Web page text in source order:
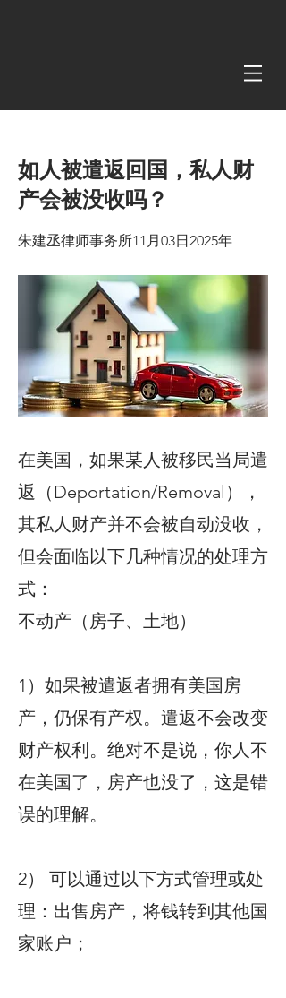
如人被遣返回国，私人财
产会被没收吗？
朱建丞律师事务所11月03日2025年
在美国，如果某人被移民当局遣
返（Deportation/Removal），
其私人财产并不会被自动没收，
但会面临以下几种情况的处理方
式：
不动产（房子、土地）
1）如果被遣返者拥有美国房
产，仍保有产权。遣返不会改变
财产权利。绝对不是说，你人不
在美国了，房产也没了，这是错
误的理解。
2） 可以通过以下方式管理或处
理：出售房产，将钱转到其他国
家账户；